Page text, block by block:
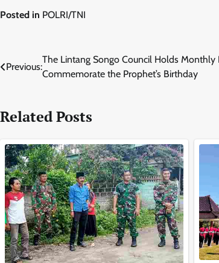
Posted in POLRI/TNI
Navigasi
Previous:
The Lintang Songo Council Holds Monthly
Commemorate the Prophet’s Birthday
Related Posts